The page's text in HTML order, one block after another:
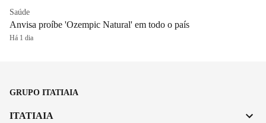
Saúde
Anvisa proíbe 'Ozempic Natural' em todo o país
Há 1 dia
GRUPO ITATIAIA
ITATIAIA